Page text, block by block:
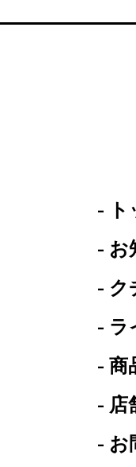
- ト
- お
- ク
- ラ
- 商
- 店
- お